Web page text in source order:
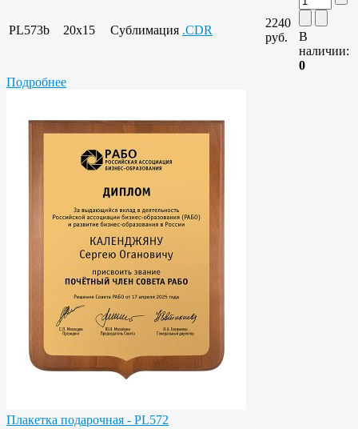
PL573b 20x15 Сублимация .CDR
2240
руб.
В
наличии:
0
Подробнее
Плакетка подарочная - PL572